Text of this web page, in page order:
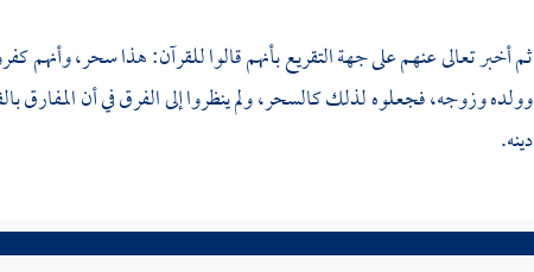
ثم أخبر تعالى عنهم على جهة التقريع بأنهم قالوا للقرآن: هذا سحر،
وولده وزوجه، فجعلوه لذلك كالسحر، ولم ينظروا إلى الفرق في أن المفارق
دينه.